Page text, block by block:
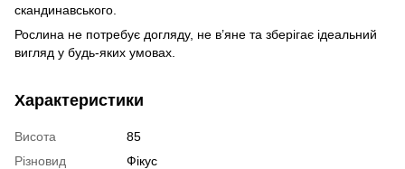
скандинавського.
Рослина не потребує догляду, не в’яне та зберігає ідеальний
вигляд у будь-яких умовах.
Характеристики
Висота
85
Різновид
Фікус